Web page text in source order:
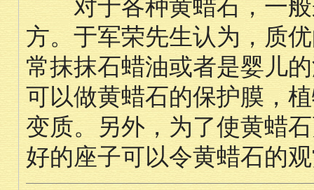
对于各种黄蜡石，一般
方。于军荣先生认为，质
常抹抹石蜡油或者是婴儿
可以做黄蜡石的保护膜，
变质。另外，为了使黄蜡
好的座子可以令黄蜡石的